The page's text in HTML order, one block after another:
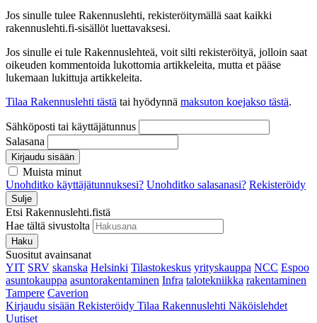
Jos sinulle tulee Rakennuslehti, rekisteröitymällä saat kaikki
rakennuslehti.fi-sisällöt luettavaksesi.
Jos sinulle ei tule Rakennuslehteä, voit silti rekisteröityä, jolloin saat
oikeuden kommentoida lukottomia artikkeleita, mutta et pääse
lukemaan lukittuja artikkeleita.
Tilaa Rakennuslehti tästä tai hyödynnä maksuton koejakso tästä.
Sähköposti tai käyttäjätunnus
Salasana
Kirjaudu sisään
Muista minut
Unohditko käyttäjätunnuksesi? Unohditko salasanasi? Rekisteröidy
Sulje
Etsi Rakennuslehti.fistä
Hae tältä sivustolta
Haku
Suositut avainsanat
YIT SRV skanska Helsinki Tilastokeskus yrityskauppa NCC Espoo
asuntokauppa asuntorakentaminen Infra talotekniikka rakentaminen
Tampere Caverion
Kirjaudu sisään Rekisteröidy Tilaa Rakennuslehti Näköislehdet
Uutiset